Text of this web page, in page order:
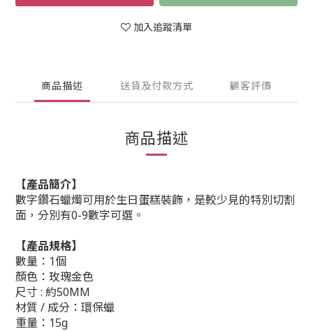
加入追蹤清單
商品描述 送貨及付款方式 顧客評價
商品描述
【產品簡介】
數字鑽石蠟燭可用於生日蛋糕裝飾，是較少見的特別切割
面，分別有0-9數字可選。
【產品規格】
數量：1個
顏色：玫瑰金色
尺寸 : 約50MM
材質 / 成分：環保蠟
重量：15g